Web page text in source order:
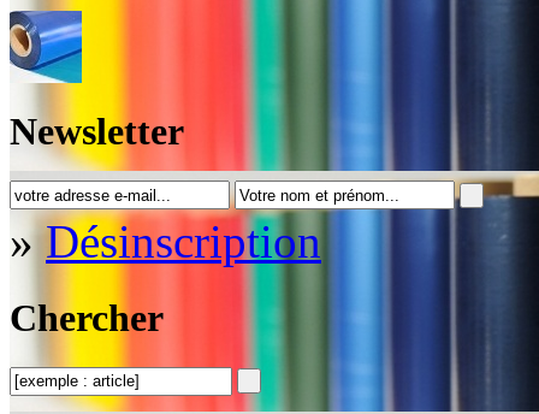
Newsletter
» Désinscription
Chercher